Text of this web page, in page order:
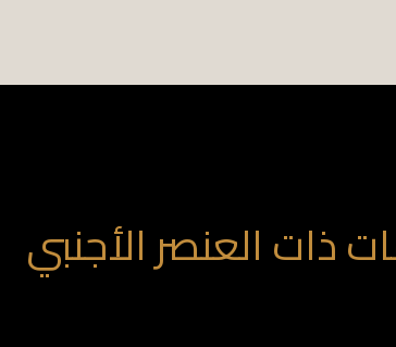
ذات العنصر الأجنبي